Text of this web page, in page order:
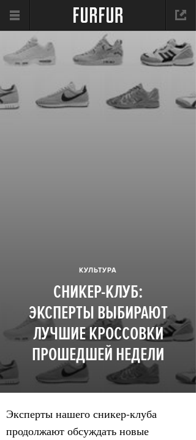
КУЛЬТУРА
СНИКЕР-КЛУБ:
ЭКСПЕРТЫ ВЫБИРАЮТ
ЛУЧШИЕ КРОССОВКИ
ПРОШЕДШЕЙ НЕДЕЛИ
Эксперты нашего сникер-клуба
продолжают обсуждать новые